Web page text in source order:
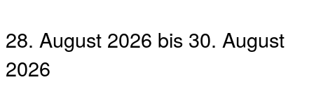
28. August 2026 bis 30. August
2026